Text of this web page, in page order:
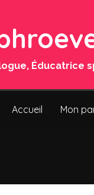
Éducatrice
Accueil Mon